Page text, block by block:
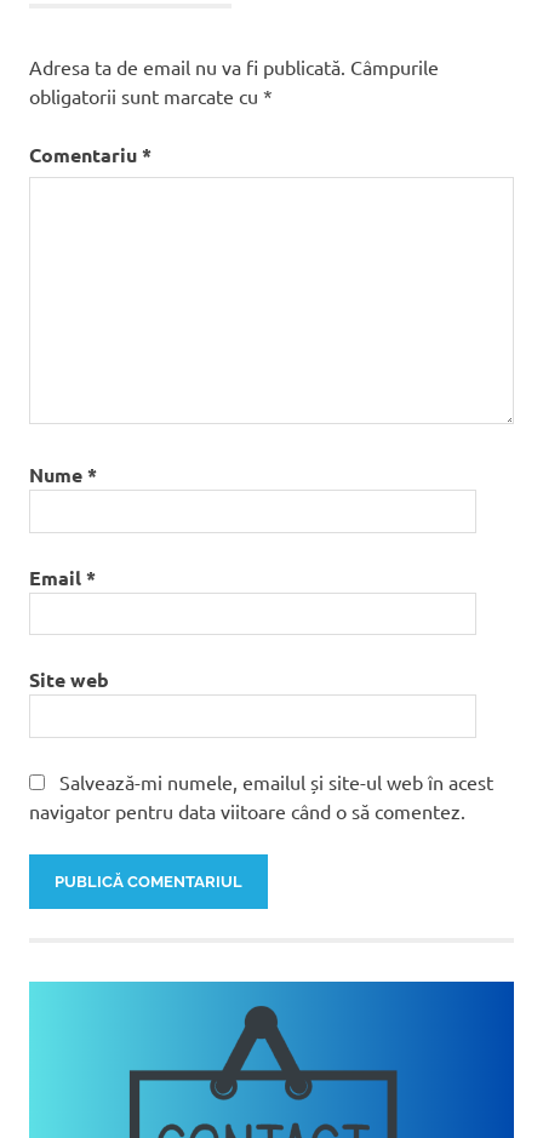
Adresa ta de email nu va fi publicată. Câmpurile
obligatorii sunt marcate cu *
Comentariu*
Nume*
Email*
Site web
Salvează-mi numele, emailul și site-ul web în acest
navigator pentru data viitoare când o să comentez.